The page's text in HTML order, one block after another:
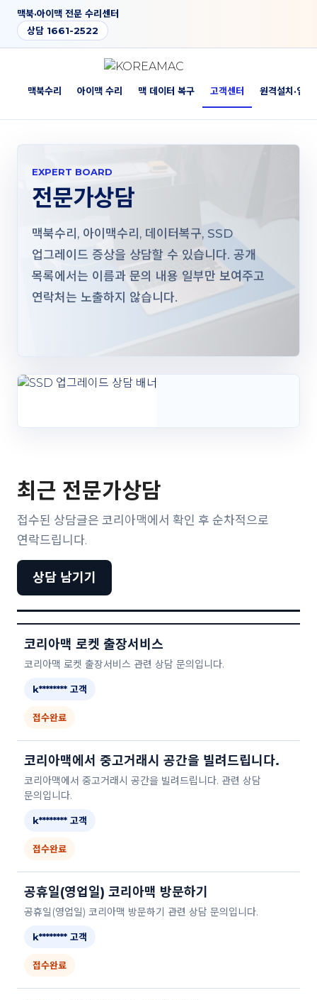
맥북·아이맥 전문 수리센터
상담 1661-2522
맥북수리 아이맥 수리 맥 데이터 복구 고객센터 원격설치·업그
EXPERT BOARD
전문가상담
맥북수리, 아이맥수리, 데이터복구, SSD
업그레이드 증상을 상담할 수 있습니다. 공개
목록에서는 이름과 문의 내용 일부만 보여주고
연락처는 노출하지 않습니다.
최근 전문가상담
접수된 상담글은 코리아맥에서 확인 후 순차적으로
연락드립니다.
상담 남기기
코리아맥 로켓 출장서비스
코리아맥 로켓 출장서비스 관련 상담 문의입니다.
k******** 고객
접수완료
코리아맥에서 중고거래시 공간을 빌려드립니다.
코리아맥에서 중고거래시 공간을 빌려드립니다. 관련 상담
문의입니다.
k******** 고객
접수완료
공휴일(영업일) 코리아맥 방문하기
공휴일(영업일) 코리아맥 방문하기 관련 상담 문의입니다.
k******** 고객
접수완료